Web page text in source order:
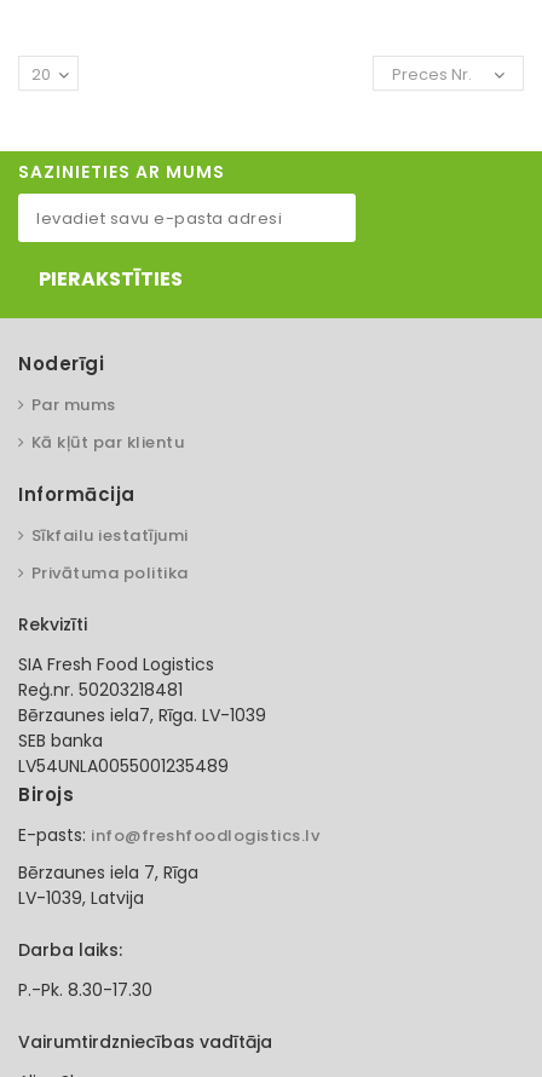
Preces Nr.
20
SAZINIETIES AR MUMS
PIERAKSTĪTIES
Noderīgi
Par mums
Kā kļūt par klientu
Informācija
Sīkfailu iestatījumi
Privātuma politika
Rekvizīti
SIA Fresh Food Logistics
Reģ.nr. 50203218481
Bērzaunes iela7, Rīga. LV-1039
SEB banka
LV54UNLA0055001235489
Birojs
E-pasts: info@freshfoodlogistics.lv
Bērzaunes iela 7, Rīga
LV-1039, Latvija
Darba laiks:
P.-Pk. 8.30-17.30
Vairumtirdzniecības vadītāja